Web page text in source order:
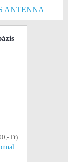
ANTENNA
Ft)